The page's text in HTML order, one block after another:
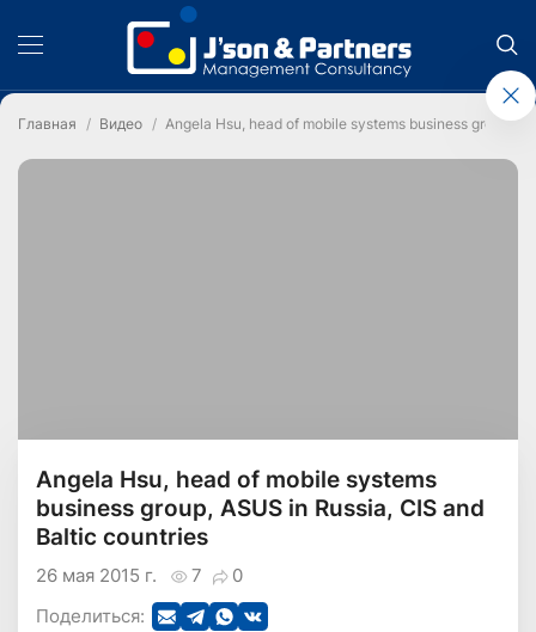
Главная Видео Angela Hsu, head of mobile systems business group,
Angela Hsu, head of mobile systems
business group, ASUS in Russia, CIS and
Baltic countries
7 0
26 мая 2015 г.
Поделиться: